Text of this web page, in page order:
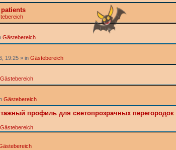
Gästebereich
19:25 » in Gästebereich
Gästebereich
Gästebereich
профиль для светопрозрачных перегородок
Gästebereich